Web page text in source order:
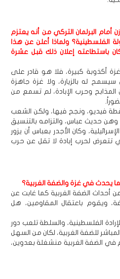
البرلمان التركي من أنه يعتزم
الفلسطينية؟ ولماذا أعلن عن هذا
باستطاعته إعلان ذلك قبل عشرة
أكذوبة كبيرة، فلا هو قادر على
سيسمح له بالزيارة، ولا غزة جاهزة
وحرب الإبادة، لم تسمع من
فيديو، ونجح فيها، ولكن الشعب
حديث عباس، والتزامه بالتنسيق
وكان الأجدر بعباس أن يزور
تتعرض لحرب إبادة لا تقل عن حرب
يحدث في غزة والضفة الغربية؟
أحداث الضفة الغربية كما غابت عن
ويقوم باعتقال المقاومين، هل
الفلسطينية، والسلطة تلعب دور
للضفة الغربية، لكان من السهل
في الضفة الغربية منشغلة بعدوين،